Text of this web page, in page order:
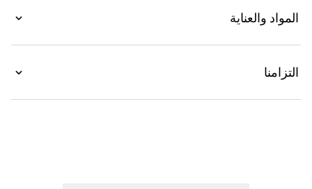
المواد والعناية
التزامنا